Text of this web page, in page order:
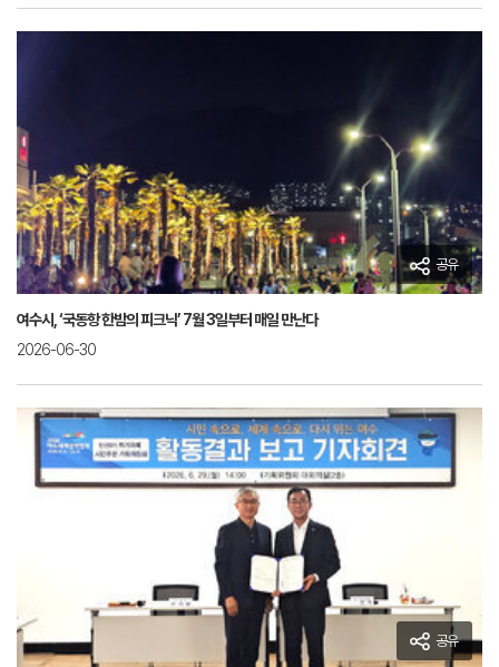
공유
여수시, ‘국동항 한밤의 피크닉’ 7월 3일부터 매일 만난다
2026-06-30
공유